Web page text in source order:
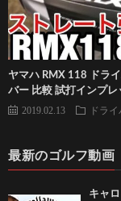
ヤマハ RMX 118 ドラ
バー 比較 試打インプレ
2019.02.13 ドラ
最新のゴルフ動画
キャ